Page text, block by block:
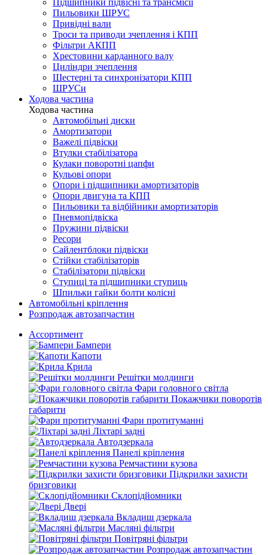
Підшипники підвісні та трансмісії
Пильовики ШРУС
Привідні вали
Троси та приводи зчеплення і КПП
Фільтри АКПП
Хрестовини карданного валу
Циліндри зчеплення
Шестерні та синхронізатори КПП
ШРУСи
Ходова частина
Ходова частина
Автомобільні диски
Амортизатори
Важелі підвіски
Втулки стабілізатора
Кулаки поворотні цапфи
Кульові опори
Опори і підшипники амортизаторів
Опори двигуна та КПП
Пильовики та відбійники амортизаторів
Пневмопідвіска
Пружини підвіски
Ресори
Сайлентблоки підвіски
Стійки стабілізаторів
Стабілізатори підвіски
Ступиці та підшипники ступиць
Шпильки гайки болти колісні
Автомобільні кріплення
Розпродаж автозапчастин
Ассортимент
Бампери
Капоти
Крила
Решітки молдинги
Фари головного світла
Покажчики поворотів
габарити
Фари протитуманні
Ліхтарі задні
Автодзеркала
Панелі кріплення
Ремчастини кузова
Підкрилки захисти
бризговики
Склопідйомники
Двері
Вкладиш дзеркала
Масляні фільтри
Повітряні фільтри
Розпродаж автозапчастин